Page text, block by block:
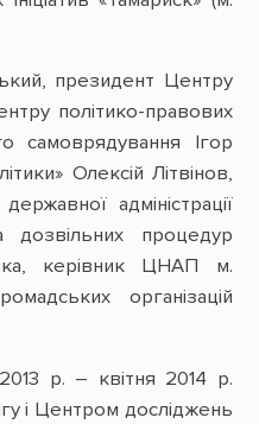
президент Центру
політико-правових
самоврядування Ігор
Олексій Літвінов,
адміністрації
дозвільних процедур
керівник ЦНАП м.
організацій
р. – квітня 2014 р.
і Центром досліджень